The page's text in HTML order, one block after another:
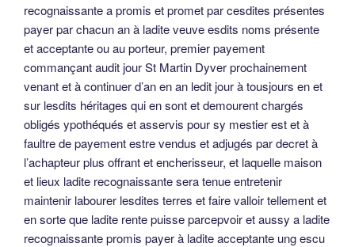
recognaissante a promis et promet par cesdites présentes
payer par chacun an à ladite veuve esdits noms présente
et acceptante ou au porteur, premier payement
commançant audit jour St Martin Dyver prochainement
venant et à continuer d’an en an ledit jour à tousjours en et
sur lesdits héritages qui en sont et demourent chargés
obligés ypothéqués et asservis pour sy mestier est et à
faultre de payement estre vendus et adjugés par decret à
l’achapteur plus offrant et encherisseur, et laquelle maison
et lieux ladite recognaissante sera tenue entretenir
maintenir labourer lesdites terres et faire valloir tellement et
en sorte que ladite rente puisse parcepvoir et aussy a ladite
recognaissante promis payer à ladite acceptante ung escu